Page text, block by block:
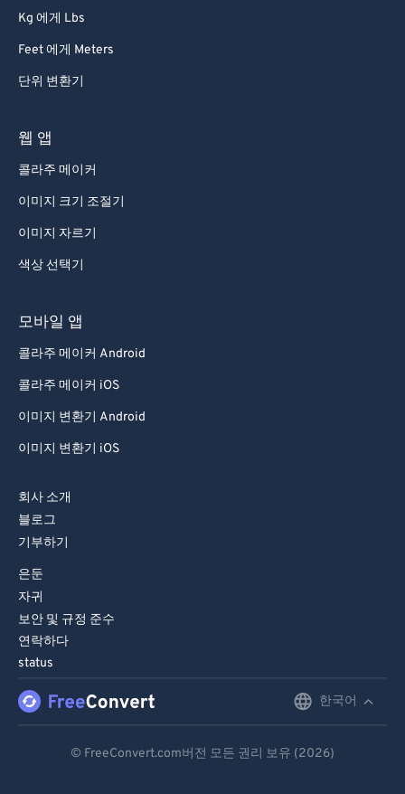
Kg 에게 Lbs
Feet 에게 Meters
단위 변환기
웹 앱
콜라주 메이커
이미지 크기 조절기
이미지 자르기
색상 선택기
모바일 앱
콜라주 메이커 Android
콜라주 메이커 iOS
이미지 변환기 Android
이미지 변환기 iOS
회사 소개
블로그
기부하기
은둔
자귀
보안 및 규정 준수
연락하다
status
한국어
© FreeConvert.com버전 모든 권리 보유 (2026)